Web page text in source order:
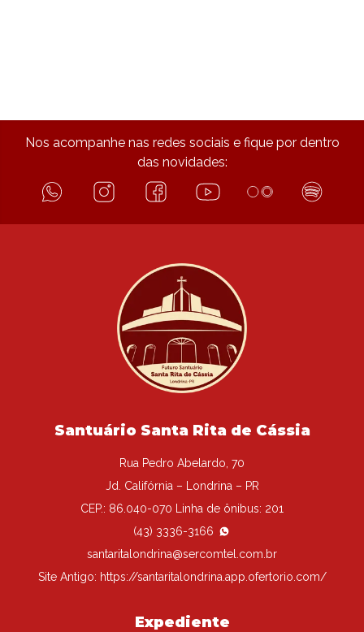
Nos acompanhe nas redes sociais e fique por dentro
das novidades:
Santuário Santa Rita de Cássia
Rua Pedro Abelardo, 70
Jd. Califórnia – Londrina – PR
CEP.: 86.040-070 Linha de ônibus: 201
(43) 3336-3166
santaritalondrina@sercomtel.com.br
Site Antigo: https://santaritalondrina.app.ofertorio.com/
Expediente